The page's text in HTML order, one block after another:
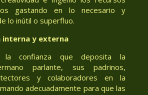
gastando en lo necesario y
lo inútil o superfluo.
interna y externa
la confianza que deposita la
parlante, sus padrinos,
y colaboradores en la
adecuadamente para que las